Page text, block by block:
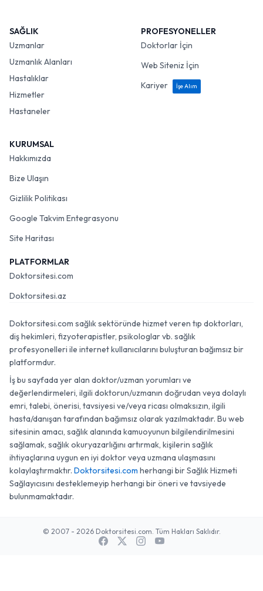
SAĞLIK
Uzmanlar
Uzmanlık Alanları
Hastalıklar
Hizmetler
Hastaneler
PROFESYONELLER
Doktorlar İçin
Web Siteniz İçin
Kariyer
İşe Alım
KURUMSAL
Hakkımızda
Bize Ulaşın
Gizlilik Politikası
Google Takvim Entegrasyonu
Site Haritası
PLATFORMLAR
Doktorsitesi.com
Doktorsitesi.az
Doktorsitesi.com sağlık sektöründe hizmet veren tıp doktorları,
diş hekimleri, fizyoterapistler, psikologlar vb. sağlık
profesyonelleri ile internet kullanıcılarını buluşturan bağımsız bir
platformdur.
İş bu sayfada yer alan doktor/uzman yorumları ve
değerlendirmeleri, ilgili doktorun/uzmanın doğrudan veya dolaylı
emri, talebi, önerisi, tavsiyesi ve/veya ricası olmaksızın, ilgili
hasta/danışan tarafından bağımsız olarak yazılmaktadır. Bu web
sitesinin amacı, sağlık alanında kamuoyunun bilgilendirilmesini
sağlamak, sağlık okuryazarlığını artırmak, kişilerin sağlık
ihtiyaçlarına uygun en iyi doktor veya uzmana ulaşmasını
kolaylaştırmaktır. Doktorsitesi.com herhangi bir Sağlık Hizmeti
Sağlayıcısını desteklemeyip herhangi bir öneri ve tavsiyede
bulunmamaktadır.
© 2007 - 2026 Doktorsitesi.com. Tüm Hakları Saklıdır.